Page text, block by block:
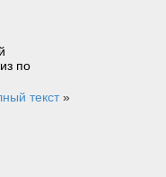
по
текст»